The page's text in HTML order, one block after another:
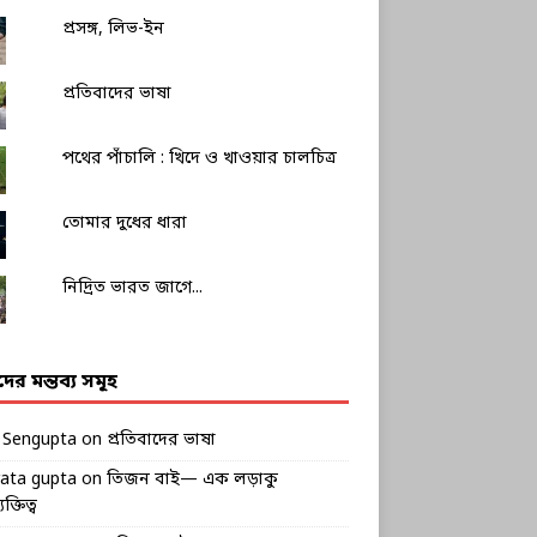
প্রসঙ্গ, লিভ-ইন
প্রতিবাদের ভাষা
পথের পাঁচালি : খিদে ও খাওয়ার চালচিত্র
তোমার দুধের ধারা
নিদ্রিত ভারত জাগে...
মন্তব্য সমূহ
on প্রতিবাদের ভাষা
gupta on তিজন বাই— এক লড়াকু